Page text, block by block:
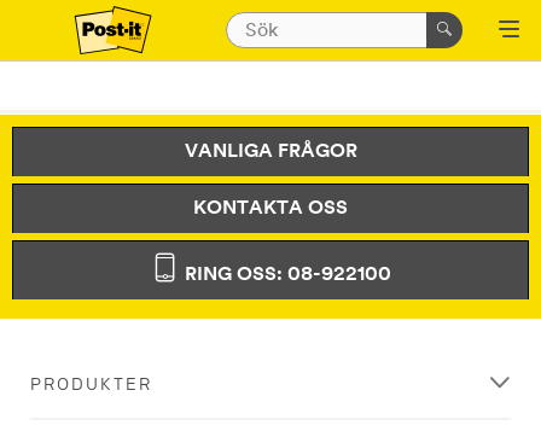
VANLIGA FRÅGOR
KONTAKTA OSS
RING OSS: 08-922100
PRODUKTER